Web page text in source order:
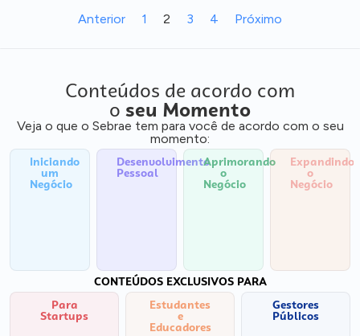
Anterior 1 2 3 4 Próximo
Conteúdos de acordo com
o seu Momento
Veja o que o Sebrae tem para você de acordo com o seu
momento:
Iniciando
um
Negócio
Desenvolvimento
Pessoal
Aprimorando
o
Negócio
Expandindo
o
Negócio
CONTEÚDOS EXCLUSIVOS PARA
Para
Startups
Estudantes
e
Educadores
Gestores
Públicos